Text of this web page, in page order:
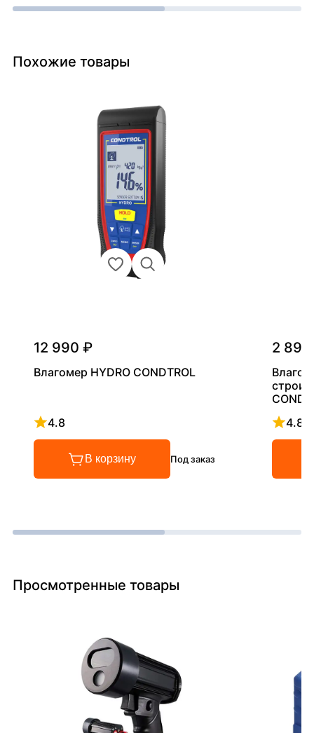
Похожие товары
12 990 ₽
Влагомер HYDRO CONDTROL
4.8
Рейтинг 4.8 из 5
В корзину Под заказ
2
4.8
Просмотренные товары